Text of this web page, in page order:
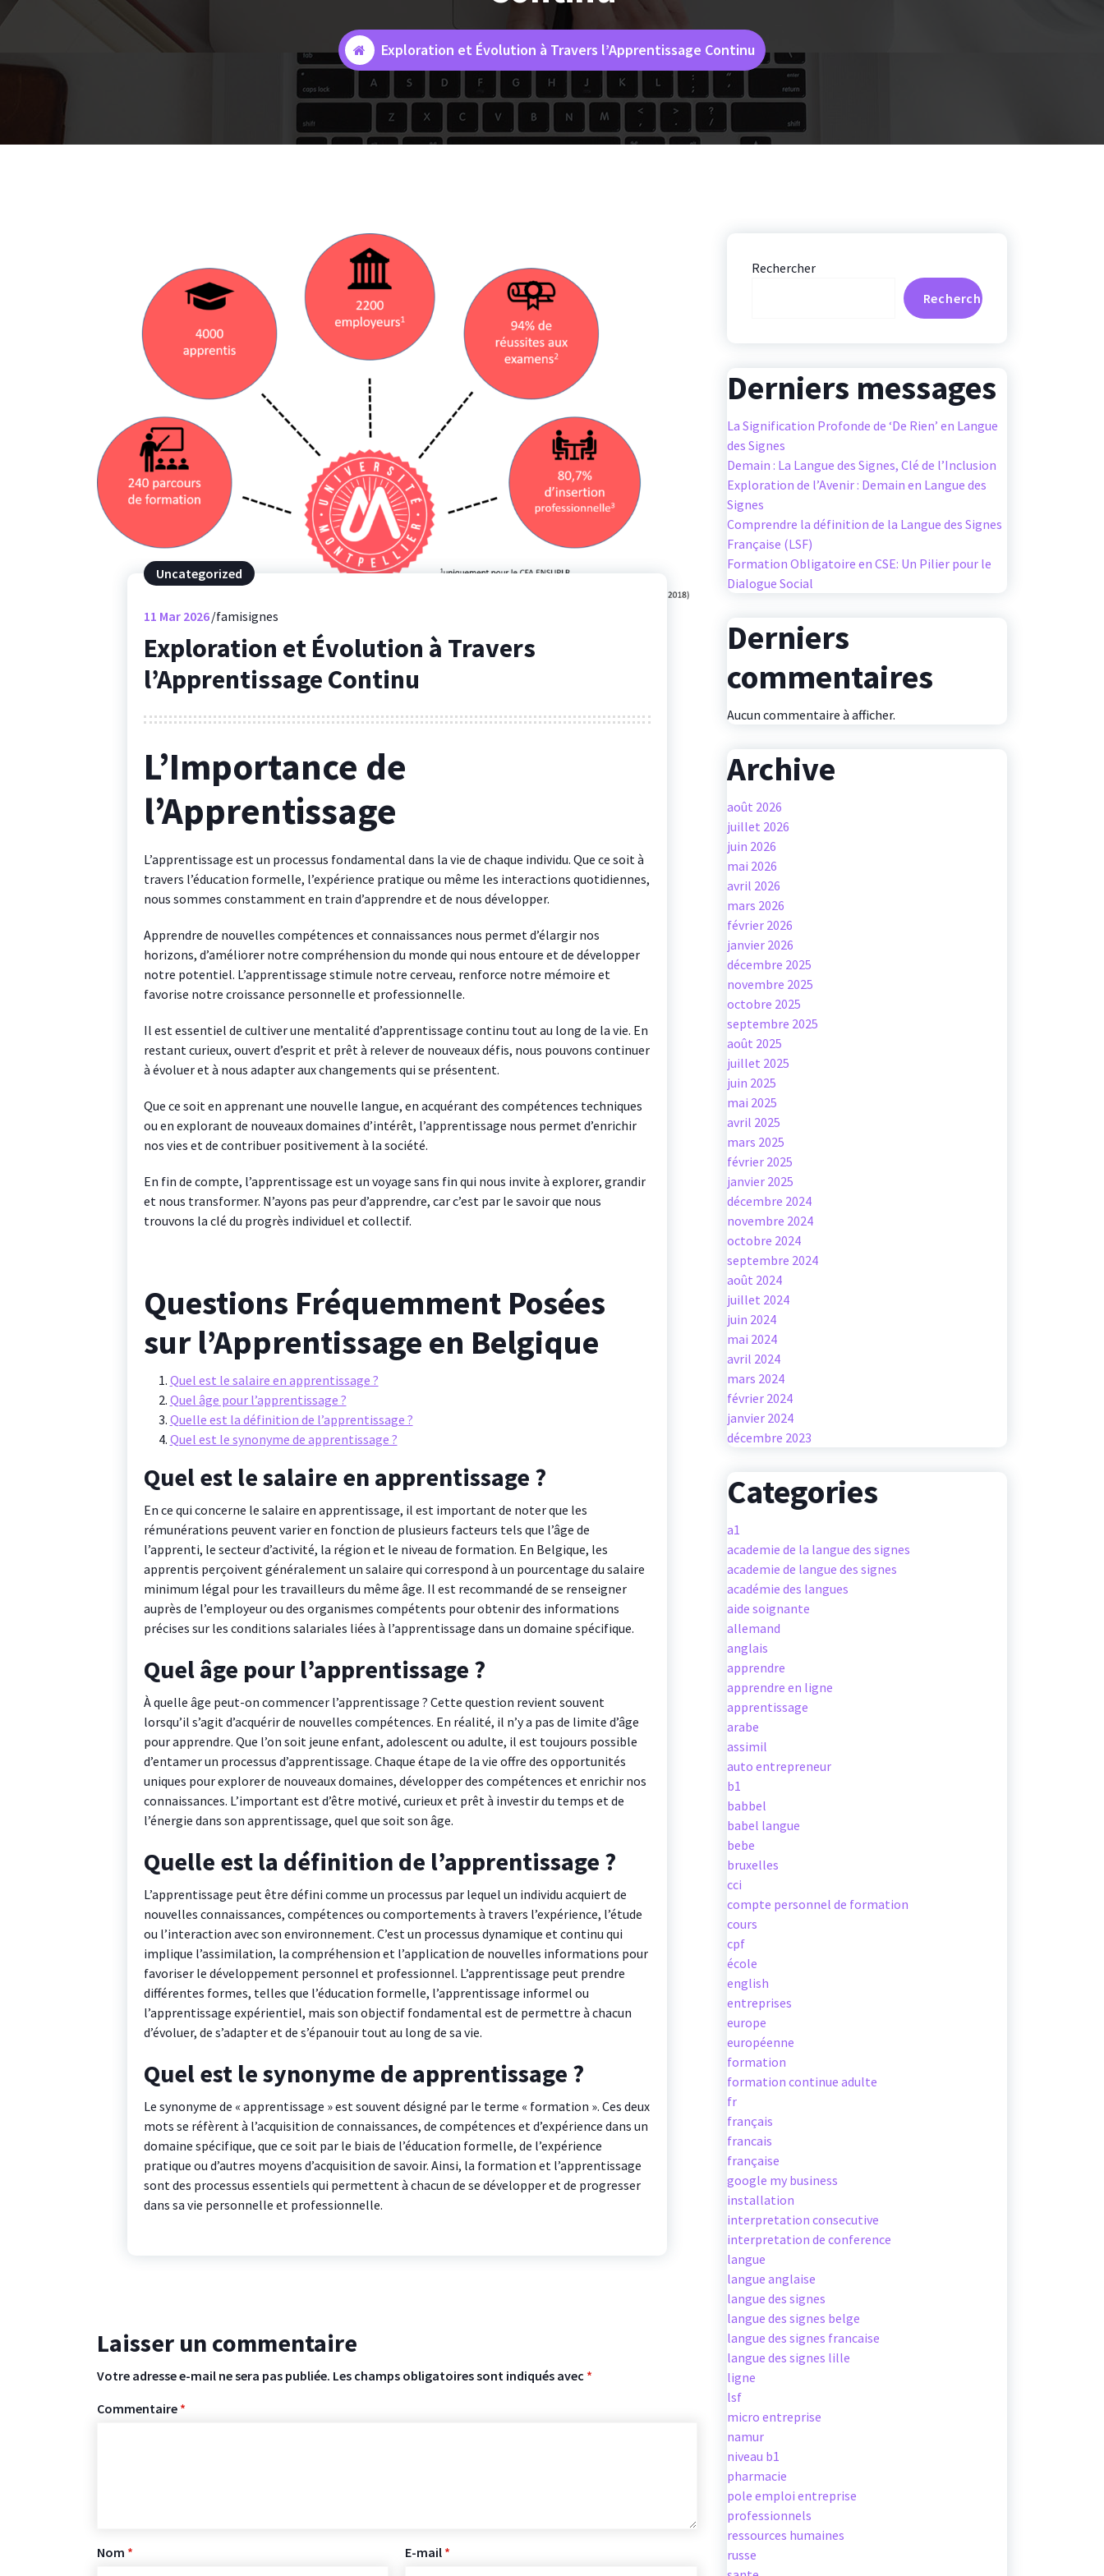
Exploration et Évolution à Travers l’Apprentissage Continu
Uncategorized
11 Mar 2026 famisignes
Exploration et Évolution à Travers
l’Apprentissage Continu
L’Importance de
l’Apprentissage
L’apprentissage est un processus fondamental dans la vie de chaque individu. Que ce soit à
travers l’éducation formelle, l’expérience pratique ou même les interactions quotidiennes,
nous sommes constamment en train d’apprendre et de nous développer.
Apprendre de nouvelles compétences et connaissances nous permet d’élargir nos
horizons, d’améliorer notre compréhension du monde qui nous entoure et de développer
notre potentiel. L’apprentissage stimule notre cerveau, renforce notre mémoire et
favorise notre croissance personnelle et professionnelle.
Il est essentiel de cultiver une mentalité d’apprentissage continu tout au long de la vie. En
restant curieux, ouvert d’esprit et prêt à relever de nouveaux défis, nous pouvons continuer
à évoluer et à nous adapter aux changements qui se présentent.
Que ce soit en apprenant une nouvelle langue, en acquérant des compétences techniques
ou en explorant de nouveaux domaines d’intérêt, l’apprentissage nous permet d’enrichir
nos vies et de contribuer positivement à la société.
En fin de compte, l’apprentissage est un voyage sans fin qui nous invite à explorer, grandir
et nous transformer. N’ayons pas peur d’apprendre, car c’est par le savoir que nous
trouvons la clé du progrès individuel et collectif.
Questions Fréquemment Posées
sur l’Apprentissage en Belgique
Quel est le salaire en apprentissage ?
Quel âge pour l’apprentissage ?
Quelle est la définition de l’apprentissage ?
Quel est le synonyme de apprentissage ?
Quel est le salaire en apprentissage ?
En ce qui concerne le salaire en apprentissage, il est important de noter que les
rémunérations peuvent varier en fonction de plusieurs facteurs tels que l’âge de
l’apprenti, le secteur d’activité, la région et le niveau de formation. En Belgique, les
apprentis perçoivent généralement un salaire qui correspond à un pourcentage du salaire
minimum légal pour les travailleurs du même âge. Il est recommandé de se renseigner
auprès de l’employeur ou des organismes compétents pour obtenir des informations
précises sur les conditions salariales liées à l’apprentissage dans un domaine spécifique.
Quel âge pour l’apprentissage ?
À quelle âge peut-on commencer l’apprentissage ? Cette question revient souvent
lorsqu’il s’agit d’acquérir de nouvelles compétences. En réalité, il n’y a pas de limite d’âge
pour apprendre. Que l’on soit jeune enfant, adolescent ou adulte, il est toujours possible
d’entamer un processus d’apprentissage. Chaque étape de la vie offre des opportunités
uniques pour explorer de nouveaux domaines, développer des compétences et enrichir nos
connaissances. L’important est d’être motivé, curieux et prêt à investir du temps et de
l’énergie dans son apprentissage, quel que soit son âge.
Quelle est la définition de l’apprentissage ?
L’apprentissage peut être défini comme un processus par lequel un individu acquiert de
nouvelles connaissances, compétences ou comportements à travers l’expérience, l’étude
ou l’interaction avec son environnement. C’est un processus dynamique et continu qui
implique l’assimilation, la compréhension et l’application de nouvelles informations pour
favoriser le développement personnel et professionnel. L’apprentissage peut prendre
différentes formes, telles que l’éducation formelle, l’apprentissage informel ou
l’apprentissage expérientiel, mais son objectif fondamental est de permettre à chacun
d’évoluer, de s’adapter et de s’épanouir tout au long de sa vie.
Quel est le synonyme de apprentissage ?
Le synonyme de « apprentissage » est souvent désigné par le terme « formation ». Ces deux
mots se réfèrent à l’acquisition de connaissances, de compétences et d’expérience dans un
domaine spécifique, que ce soit par le biais de l’éducation formelle, de l’expérience
pratique ou d’autres moyens d’acquisition de savoir. Ainsi, la formation et l’apprentissage
sont des processus essentiels qui permettent à chacun de se développer et de progresser
dans sa vie personnelle et professionnelle.
Laisser un commentaire
Votre adresse e-mail ne sera pas publiée. Les champs obligatoires sont indiqués avec *
Commentaire *
Nom * E-mail *
Rechercher
Rechercher
Derniers messages
La Signification Profonde de ‘De Rien’ en Langue
des Signes
Demain : La Langue des Signes, Clé de l’Inclusion
Exploration de l’Avenir : Demain en Langue des
Signes
Comprendre la définition de la Langue des Signes
Française (LSF)
Formation Obligatoire en CSE: Un Pilier pour le
Dialogue Social
Derniers
commentaires
Aucun commentaire à afficher.
Archive
août 2026
juillet 2026
juin 2026
mai 2026
avril 2026
mars 2026
février 2026
janvier 2026
décembre 2025
novembre 2025
octobre 2025
septembre 2025
août 2025
juillet 2025
juin 2025
mai 2025
avril 2025
mars 2025
février 2025
janvier 2025
décembre 2024
novembre 2024
octobre 2024
septembre 2024
août 2024
juillet 2024
juin 2024
mai 2024
avril 2024
mars 2024
février 2024
janvier 2024
décembre 2023
Categories
a1
academie de la langue des signes
academie de langue des signes
académie des langues
aide soignante
allemand
anglais
apprendre
apprendre en ligne
apprentissage
arabe
assimil
auto entrepreneur
b1
babbel
babel langue
bebe
bruxelles
cci
compte personnel de formation
cours
cpf
école
english
entreprises
europe
européenne
formation
formation continue adulte
fr
français
francais
française
google my business
installation
interpretation consecutive
interpretation de conference
langue
langue anglaise
langue des signes
langue des signes belge
langue des signes francaise
langue des signes lille
ligne
lsf
micro entreprise
namur
niveau b1
pharmacie
pole emploi entreprise
professionnels
ressources humaines
russe